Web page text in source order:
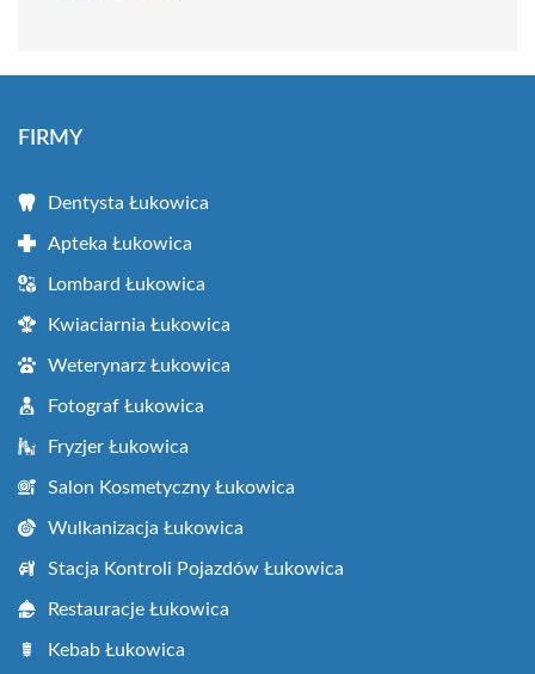
FIRMY
Dentysta Łukowica
Apteka Łukowica
Lombard Łukowica
Kwiaciarnia Łukowica
Weterynarz Łukowica
Fotograf Łukowica
Fryzjer Łukowica
Salon Kosmetyczny Łukowica
Wulkanizacja Łukowica
Stacja Kontroli Pojazdów Łukowica
Restauracje Łukowica
Kebab Łukowica